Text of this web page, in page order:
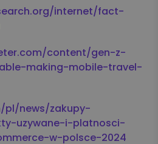
internet/fact-
content/gen-z-
making-mobile-travel-
pl/news/zakupy-
uzywane-i-platnosci-
w-polsce-2024